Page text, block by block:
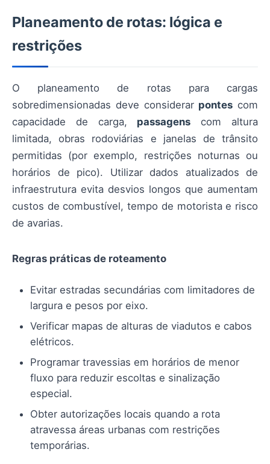
Planeamento de rotas: lógica e
restrições
O planeamento de rotas para cargas
sobredimensionadas deve considerar pontes com
capacidade de carga, passagens com altura
limitada, obras rodoviárias e janelas de trânsito
permitidas (por exemplo, restrições noturnas ou
horários de pico). Utilizar dados atualizados de
infraestrutura evita desvios longos que aumentam
custos de combustível, tempo de motorista e risco
de avarias.
Regras práticas de roteamento
Evitar estradas secundárias com limitadores de
largura e pesos por eixo.
Verificar mapas de alturas de viadutos e cabos
elétricos.
Programar travessias em horários de menor
fluxo para reduzir escoltas e sinalização
especial.
Obter autorizações locais quando a rota
atravessa áreas urbanas com restrições
temporárias.